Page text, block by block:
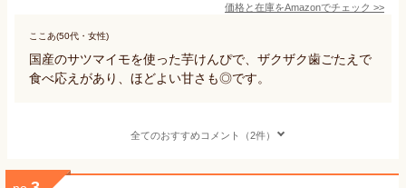
価格と在庫をAmazonでチェック >>
ここあ(50代・女性)
国産のサツマイモを使った芋けんぴで、ザクザク歯ごたえで
食べ応えがあり、ほどよい甘さも◎です。
全てのおすすめコメント（2件）